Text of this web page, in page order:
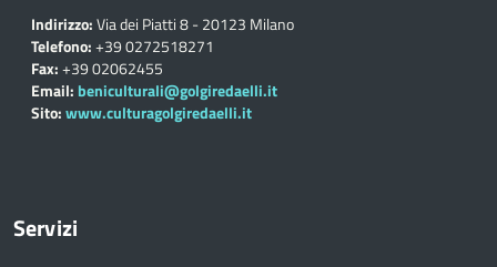
Indirizzo:Via dei Piatti 8 - 20123 Milano
Telefono:+39 0272518271
Fax:+39 02062455
Email: beniculturali@golgiredaelli.it
Sito:www.culturagolgiredaelli.it
Servizi